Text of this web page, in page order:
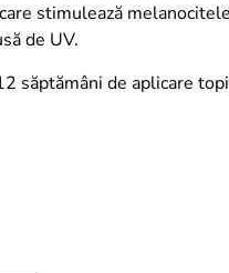
stimulează
de UV.
săptămâni de aplicare